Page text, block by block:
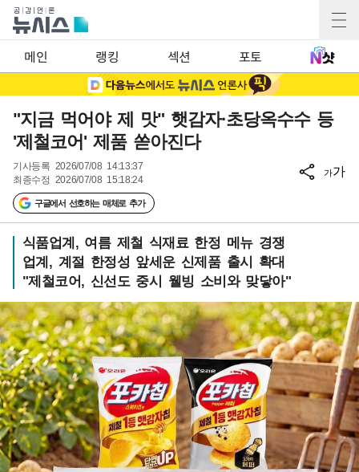
메인 랭킹 섹션 포토
"지금 먹어야 제 맛" 햇감자·초당옥수수 등
'제철코어' 제품 쏟아진다
기사등록 2026/07/08 14:13:37
최종수정 2026/07/08 15:18:24
구글에서 선호하는 매체로 추가
가가
식품업계, 여름 제철 식재료 한정 메뉴 경쟁
업계, 계절 한정성 앞세운 신제품 출시 확대
"제철코어, 신선도 중시 웰빙 소비와 맞닿아"